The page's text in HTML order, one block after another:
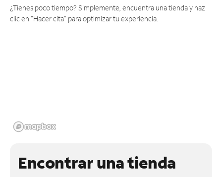
¿Tienes poco tiempo? Simplemente, encuentra una tienda y haz
clic en "Hacer cita" para optimizar tu experiencia.
Encontrar una tienda